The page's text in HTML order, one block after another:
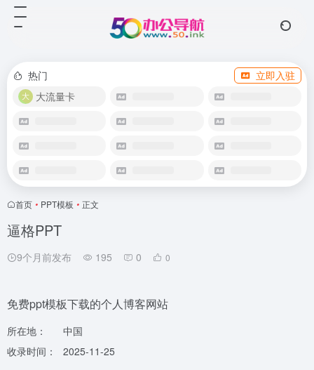
热门
立即入驻
大流量卡
首页 • PPT模板 • 正文
逼格PPT
9个月前发布 195 0 0
免费ppt模板下载的个人博客网站
所在地：
中国
收录时间：
2025-11-25